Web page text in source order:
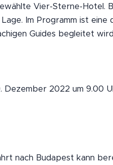
Vier-Sterne-Hotel.
Im Programm ist
Guides begleitet
2022 um 9.00
nach Budapest kann